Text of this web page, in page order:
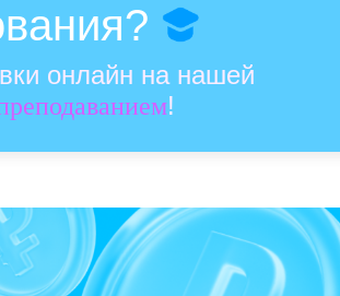
онлайн на нашей
!